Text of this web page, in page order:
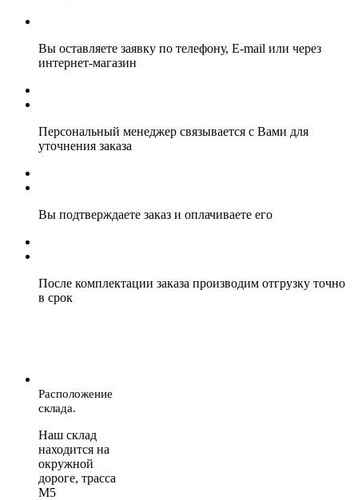
Вы оставляете заявку по телефону, E-mail или через
интернет-магазин
Персональный менеджер связывается с Вами для
уточнения заказа
Вы подтверждаете заказ и оплачиваете его
После комплектации заказа производим отгрузку точно
в срок
Расположение
склада.
Наш склад
находится на
окружной
дороге, трасса
М5